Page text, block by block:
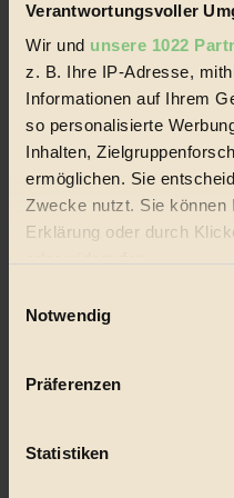
Verantwortungsvoller
Wir und unsere 1022
z. B. Ihre IP-Adresse,
Informationen auf Ihrem
so personalisierte
Inhalten,
ermöglichen. Sie
Zwecke nutzt. Sie können
Erklärung oder durch
Wenn Sie es erlauben,
Ihr Gerät durch
Erfahren Sie mehr
Notwendig
Präferenzen
Statistiken
Kunststoffersatz: 8